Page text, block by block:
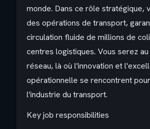
monde. Dans ce rôle stratégique,
des opérations de transport,
circulation fluide de millions de
centres logistiques. Vous serez
réseau, là où l'innovation et
opérationnelle se rencontrent
l'industrie du transport.
Key job responsibilities